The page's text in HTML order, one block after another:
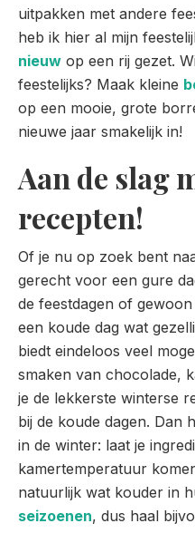
uitpakken met andere
heb ik hier al mijn
nieuw op een rij gezet.
feestelijks? Maak kleine
op een mooie, grote
nieuwe jaar smakelijk in!
Aan de slag
recepten!
Of je nu op zoek bent
gerecht voor een gure
de feestdagen of
een koude dag wat
biedt eindeloos veel
smaken van chocolade,
je de lekkerste winterse
bij de koude dagen. Dan
in de winter: laat je
kamertemperatuur
natuurlijk wat kouder in
seizoenen, dus haal